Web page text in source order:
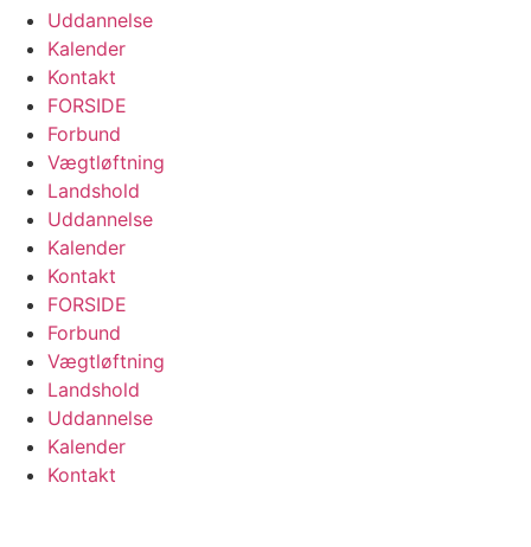
Uddannelse
Kalender
Kontakt
FORSIDE
Forbund
Vægtløftning
Landshold
Uddannelse
Kalender
Kontakt
FORSIDE
Forbund
Vægtløftning
Landshold
Uddannelse
Kalender
Kontakt